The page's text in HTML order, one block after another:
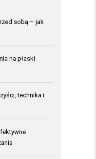
sobą – jak
na płaski
technika i